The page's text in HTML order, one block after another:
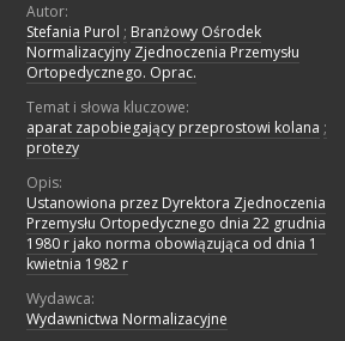
Autor:
Stefania Purol ; Branżowy Ośrodek
Normalizacyjny Zjednoczenia Przemysłu
Ortopedycznego. Oprac.
Temat i słowa kluczowe:
aparat zapobiegający przeprostowi kolana ;
protezy
Opis:
Ustanowiona przez Dyrektora Zjednoczenia
Przemysłu Ortopedycznego dnia 22 grudnia
1980 r jako norma obowiązująca od dnia 1
kwietnia 1982 r
Wydawca:
Wydawnictwa Normalizacyjne